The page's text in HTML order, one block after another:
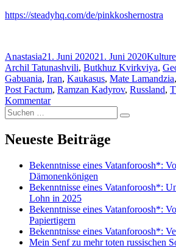
https://steadyhq.com/de/pinkkoshernostra
Autor
AnastasiaVeröffentlicht
am
21. Juni 202021. Juni 2020
Archil Tatunashvili, Butkhuz Kvirkviya,
Gabuania, Iran, Kaukasus, Mate Lamandzia,
Post Factum, Ramzan Kadyrov, Russland,
Kommentarzu
aus
dem
«anderen
Suchen
nach:
Suchen
Neueste Beiträge
Bekenntnisse eines Vatanforoosh*:
Dämonenkönigen
Bekenntnisse eines Vatanforoosh*:
Lohn in 2025
Bekenntnisse eines Vatanforoosh*:
Papiertigern
Bekenntnisse eines Vatanforoosh*:
Mein Senf zu mehr toten russischen